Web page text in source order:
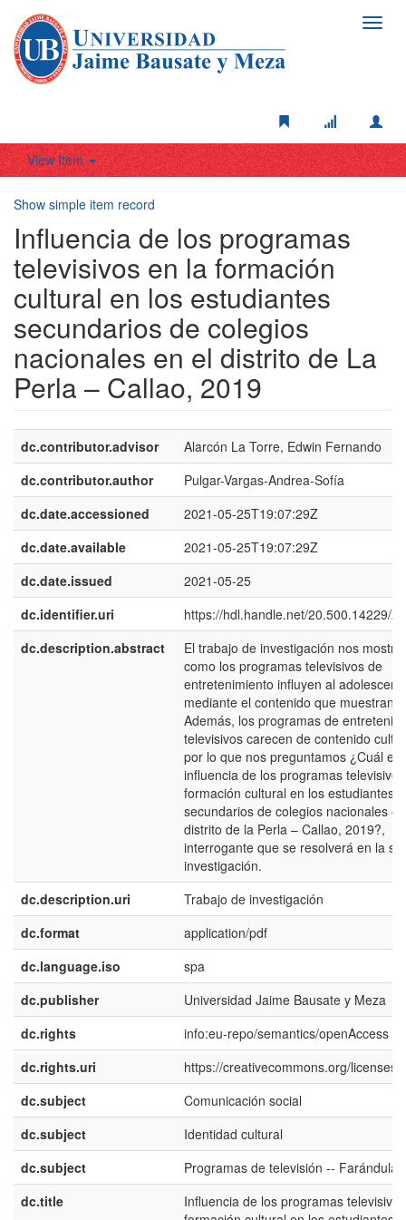
View Item
Show simple item record
Influencia de los programas
televisivos en la formación
cultural en los estudiantes
secundarios de colegios
nacionales en el distrito de La
Perla – Callao, 2019
dc.contributor.advisor
Alarcón La Torre, Edwin Fernando
dc.contributor.author
Pulgar-Vargas-Andrea-Sofía
dc.date.accessioned
2021-05-25T19:07:29Z
dc.date.available
2021-05-25T19:07:29Z
dc.date.issued
2021-05-25
dc.identifier.uri
https://hdl.handle.net/20.500.14229/
dc.description.abstract
El trabajo de investigación nos
como los programas televisivos de
entretenimiento influyen al
mediante el contenido que muestran.
Además, los programas de
televisivos carecen de contenido
por lo que nos preguntamos ¿Cuál es
influencia de los programas
formación cultural en los estudiantes
secundarios de colegios nacionales
distrito de la Perla – Callao, 2019?,
interrogante que se resolverá en la
investigación.
dc.description.uri
Trabajo de investigación
dc.format
application/pdf
dc.language.iso
spa
dc.publisher
Universidad Jaime Bausate y Meza
dc.rights
info:eu-repo/semantics/openAccess
dc.rights.uri
https://creativecommons.org/licenses/
dc.subject
Comunicación social
dc.subject
Identidad cultural
dc.subject
Programas de televisión -- Farándula
dc.title
Influencia de los programas